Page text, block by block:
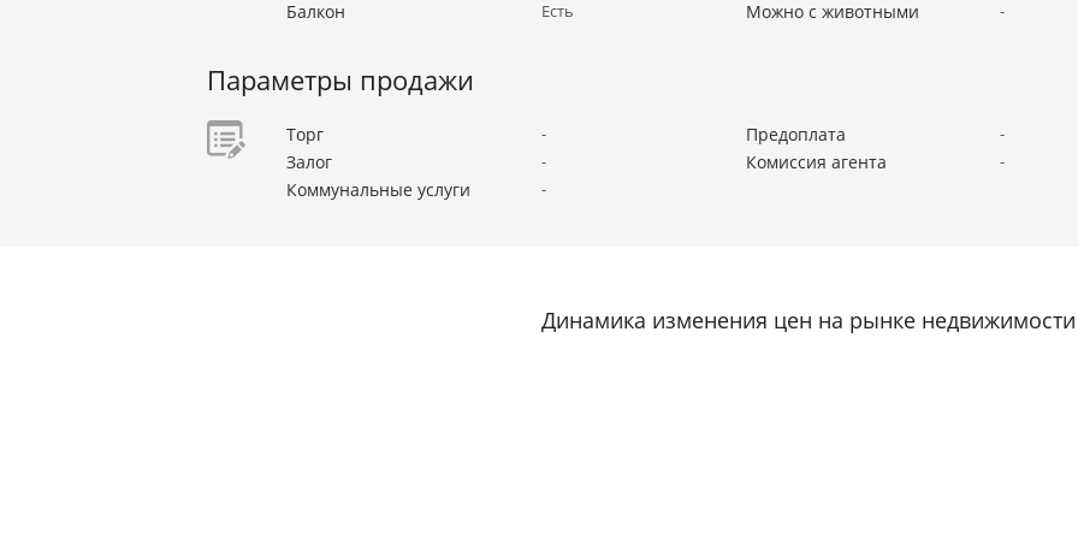
Балкон Есть Можно с животными -
Параметры продажи
Торг -
Залог -
Коммунальные услуги -
Предоплата -
Комиссия агента -
Динамика изменения цен на рынке недвижимости